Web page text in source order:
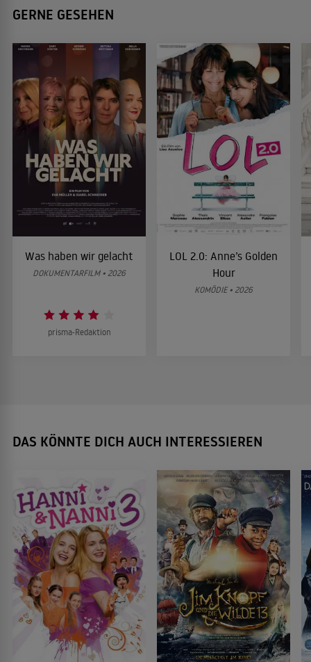
GERNE GESEHEN
Was haben wir gelacht
DOKUMENTARFILM • 2026
prisma-Redaktion
LOL 2.0: Anne’s Golden
Hour
KOMÖDIE • 2026
DAS KÖNNTE DICH AUCH INTERESSIEREN